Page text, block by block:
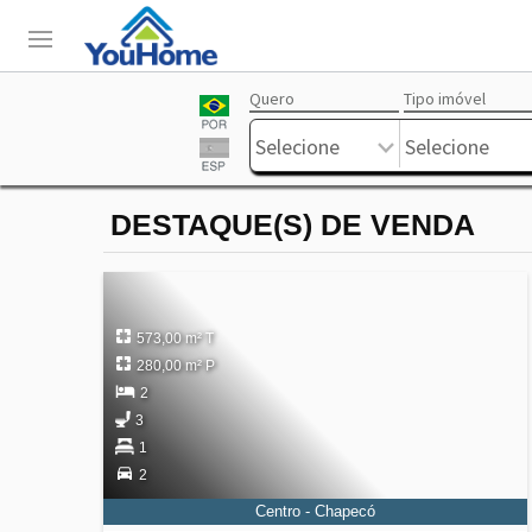
Livre
Quero Tipo imóvel
Selecione Selecione
DESTAQUE(S) DE VENDA
573,00 m² T
280,00 m² P
2
3
1
2
Centro - Chapecó